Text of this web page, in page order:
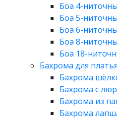
Боа 4-
Боа 5-
Боа 6-
Боа 8-
Боа 18-
Бахрома для
Бахрома
Бахрома с
Бахрома из
Бахрома